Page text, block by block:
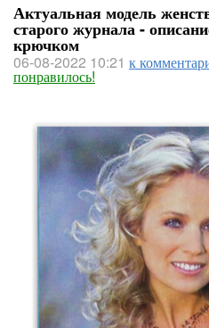
Актуальная модель
старого журнала -
крючком
06-08-2022 10:21 к
понравилось!